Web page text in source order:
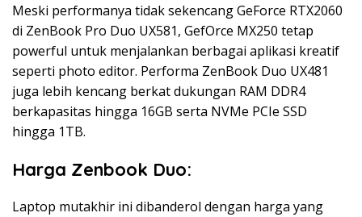
Meski performanya tidak sekencang GeForce RTX2060
di ZenBook Pro Duo UX581, GefOrce MX250 tetap
powerful untuk menjalankan berbagai aplikasi kreatif
seperti photo editor. Performa ZenBook Duo UX481
juga lebih kencang berkat dukungan RAM DDR4
berkapasitas hingga 16GB serta NVMe PCIe SSD
hingga 1TB.
Harga Zenbook Duo:
Laptop mutakhir ini dibanderol dengan harga yang